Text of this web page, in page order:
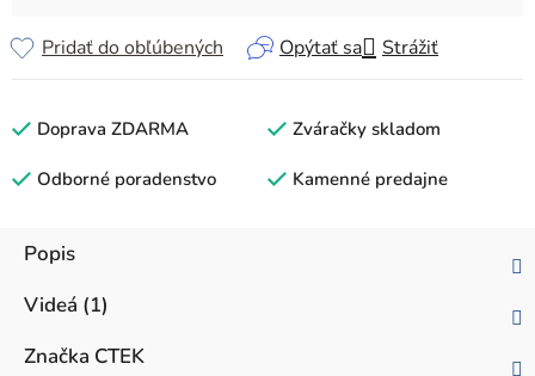
Opýtať sa Strážiť
Pridať do obľúbených
Doprava ZDARMA Zváračky skladom
Odborné poradenstvo Kamenné predajne
Popis
Videá (1)
Značka CTEK